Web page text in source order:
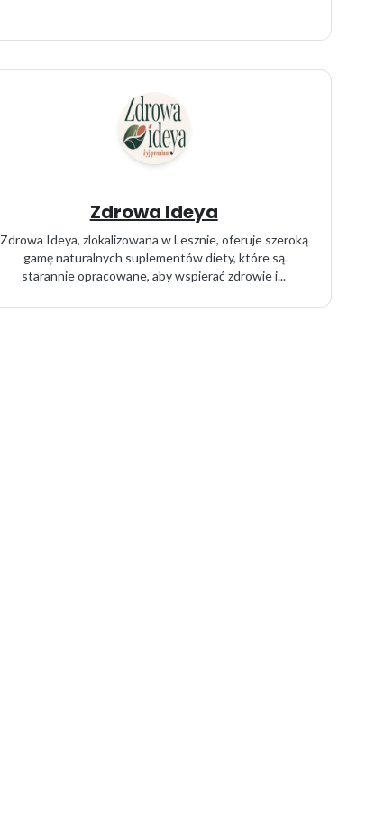
Zdrowa Ideya
Zdrowa Ideya, zlokalizowana w Lesznie, oferuje szeroką
gamę naturalnych suplementów diety, które są
starannie opracowane, aby wspierać zdrowie i...